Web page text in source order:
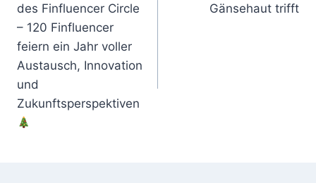
des Finfluencer Circle
– 120 Finfluencer
feiern ein Jahr voller
Austausch, Innovation
und
Zukunftsperspektiven
Gänsehaut trifft